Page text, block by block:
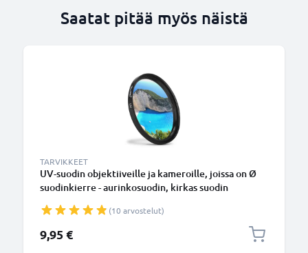
Saatat pitää myös näistä
TARVIKKEET
UV-suodin objektiiveille ja kameroille, joissa on Ø
suodinkierre - aurinkosuodin, kirkas suodin
(10 arvostelut)
9,95 €